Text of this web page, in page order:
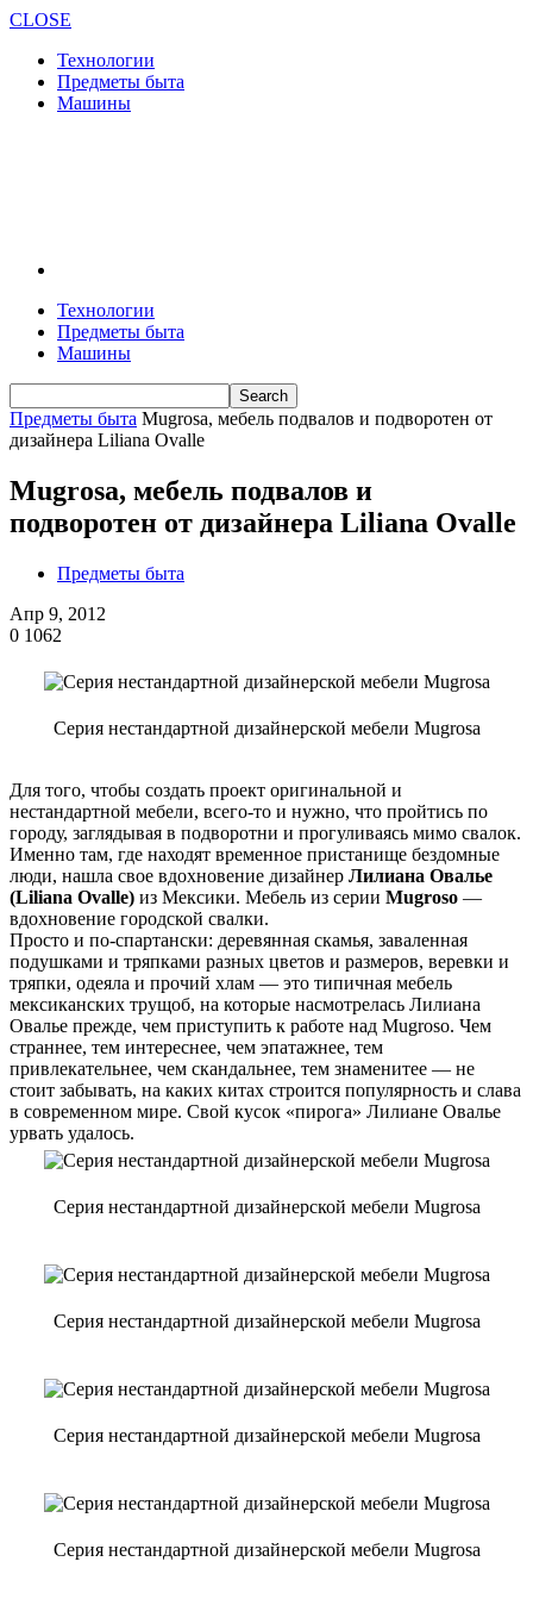
CLOSE
Технологии
Предметы быта
Машины
Технологии
Предметы быта
Машины
Предметы быта Mugrosa, мебель подвалов и подворотен от
дизайнера Liliana Ovalle
Mugrosa, мебель подвалов и
подворотен от дизайнера Liliana Ovalle
Предметы быта
Апр 9, 2012
0 1062
Серия нестандартной дизайнерской мебели Mugrosa
Для того, чтобы создать проект оригинальной и
нестандартной мебели, всего-то и нужно, что пройтись по
городу, заглядывая в подворотни и прогуливаясь мимо свалок.
Именно там, где находят временное пристанище бездомные
люди, нашла свое вдохновение дизайнер Лилиана Овалье
(Liliana Ovalle) из Мексики. Мебель из серии Mugroso —
вдохновение городской свалки.
Просто и по-спартански: деревянная скамья, заваленная
подушками и тряпками разных цветов и размеров, веревки и
тряпки, одеяла и прочий хлам — это типичная мебель
мексиканских трущоб, на которые насмотрелась Лилиана
Овалье прежде, чем приступить к работе над Mugroso. Чем
страннее, тем интереснее, чем эпатажнее, тем
привлекательнее, чем скандальнее, тем знаменитее — не
стоит забывать, на каких китах строится популярность и слава
в современном мире. Свой кусок «пирога» Лилиане Овалье
урвать удалось.
Серия нестандартной дизайнерской мебели Mugrosa
Серия нестандартной дизайнерской мебели Mugrosa
Серия нестандартной дизайнерской мебели Mugrosa
Серия нестандартной дизайнерской мебели Mugrosa